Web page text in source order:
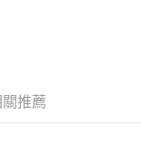
推薦